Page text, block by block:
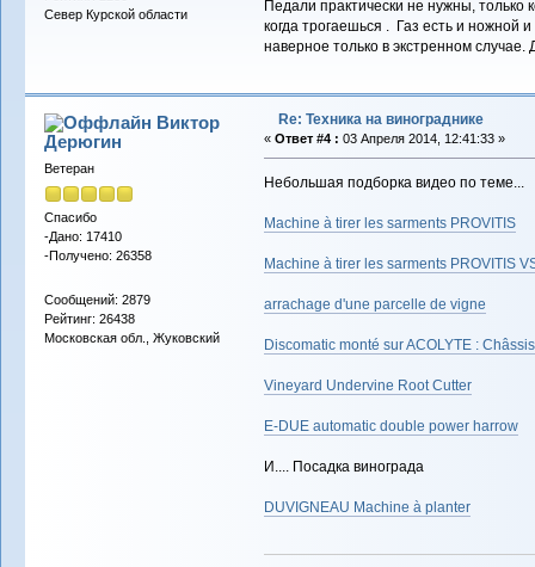
Север Курской области
Педали практически не нужны,
когда трогаешься . Газ есть и ножной
наверное только в экстренном
Виктор
Дерюгин
Ветеран
Спасибо
-Дано: 17410
-Получено: 26358
Сообщений: 2879
Рейтинг: 26438
Московская обл., Жуковский
Re: Техника на винограднике
« Ответ #4 : 03 Апреля 2014, 12:41:33 »
Небольшая подборка видео по теме...
Machine à tirer les sarments PROVITIS
Machine à tirer les sarments PROVITIS
arrachage d'une parcelle de vigne
Discomatic monté sur ACOLYTE :
Vineyard Undervine Root Cutter
E-DUE automatic double power harrow
И.... Посадка винограда
DUVIGNEAU Machine à planter